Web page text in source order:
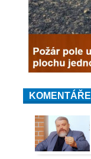
KOMENTÁŘE